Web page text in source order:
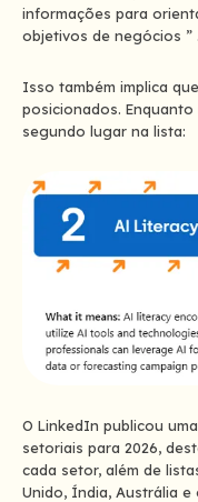
informações para
objetivos de negócios ” .
Isso também implica
posicionados.
segundo lugar na lista:
O LinkedIn publicou
setoriais para 2026,
cada setor, além de
Unido, Índia, Austrália